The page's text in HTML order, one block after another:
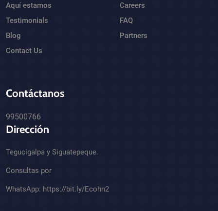
Aquí estamos
Testimonials
Blog
Contact Us
Careers
FAQ
Partners
Contáctanos
99500766
Dirección
Tegucigalpa y Siguatepeque.
Consultas por
WhatsApp: https://bit.ly/Ecohn2